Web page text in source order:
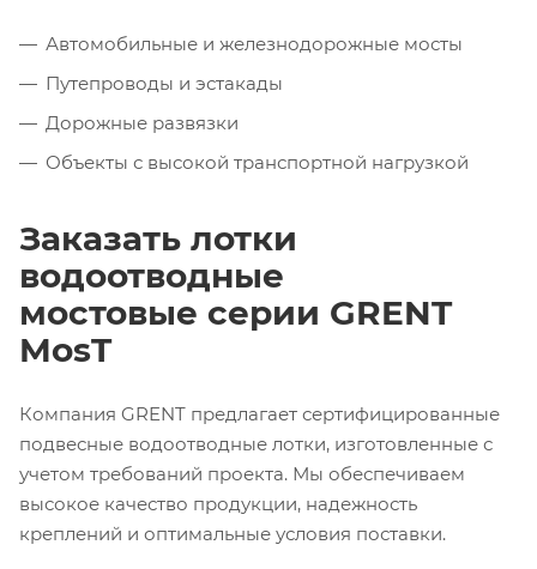
Автомобильные и железнодорожные мосты
Путепроводы и эстакады
Дорожные развязки
Объекты с высокой транспортной нагрузкой
Заказать лотки
водоотводные
мостовые серии GRENT
MosT
Компания GRENT предлагает сертифицированные
подвесные водоотводные лотки, изготовленные с
учетом требований проекта. Мы обеспечиваем
высокое качество продукции, надежность
креплений и оптимальные условия поставки.